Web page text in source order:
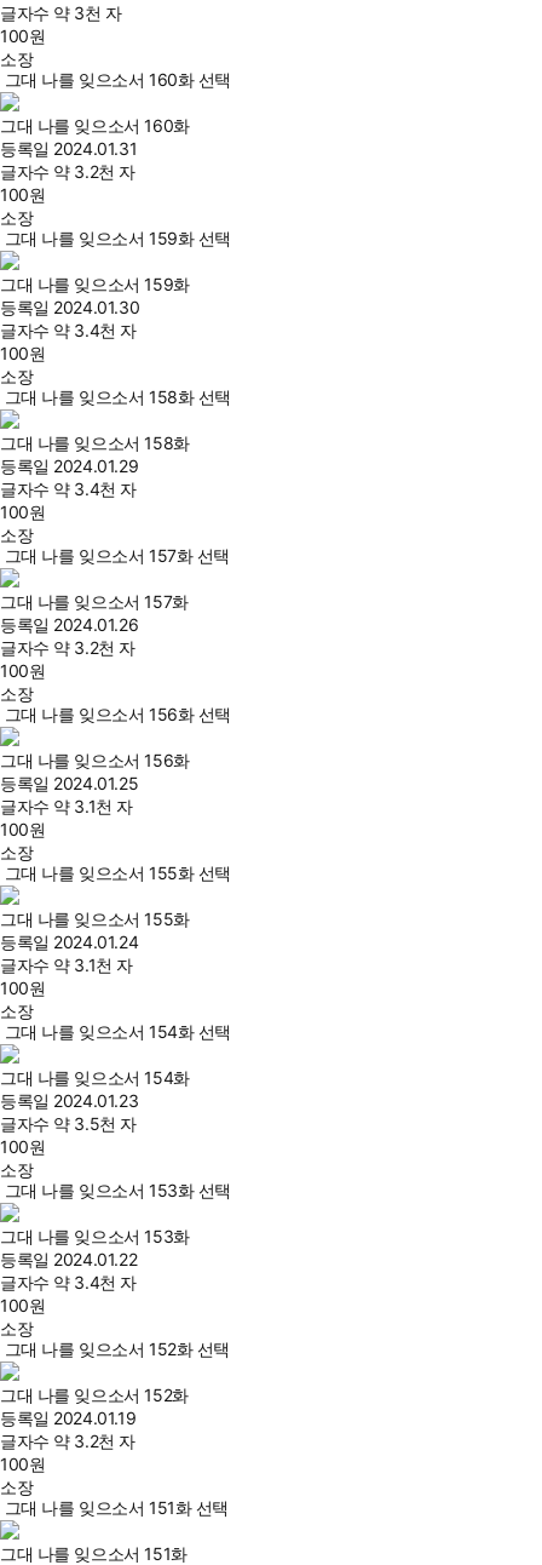
글자수 약 3천 자
100원
소장
그대 나를 잊으소서 160화 선택
그대 나를 잊으소서 160화
등록일 2024.01.31
글자수 약 3.2천 자
100원
소장
그대 나를 잊으소서 159화 선택
그대 나를 잊으소서 159화
등록일 2024.01.30
글자수 약 3.4천 자
100원
소장
그대 나를 잊으소서 158화 선택
그대 나를 잊으소서 158화
등록일 2024.01.29
글자수 약 3.4천 자
100원
소장
그대 나를 잊으소서 157화 선택
그대 나를 잊으소서 157화
등록일 2024.01.26
글자수 약 3.2천 자
100원
소장
그대 나를 잊으소서 156화 선택
그대 나를 잊으소서 156화
등록일 2024.01.25
글자수 약 3.1천 자
100원
소장
그대 나를 잊으소서 155화 선택
그대 나를 잊으소서 155화
등록일 2024.01.24
글자수 약 3.1천 자
100원
소장
그대 나를 잊으소서 154화 선택
그대 나를 잊으소서 154화
등록일 2024.01.23
글자수 약 3.5천 자
100원
소장
그대 나를 잊으소서 153화 선택
그대 나를 잊으소서 153화
등록일 2024.01.22
글자수 약 3.4천 자
100원
소장
그대 나를 잊으소서 152화 선택
그대 나를 잊으소서 152화
등록일 2024.01.19
글자수 약 3.2천 자
100원
소장
그대 나를 잊으소서 151화 선택
그대 나를 잊으소서 151화